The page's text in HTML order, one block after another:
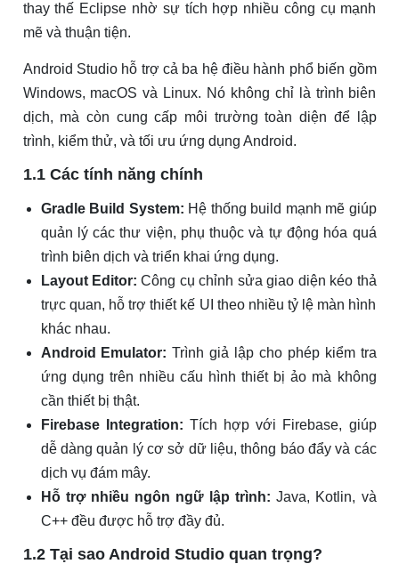
thay thế Eclipse nhờ sự tích hợp nhiều công cụ mạnh
mẽ và thuận tiện.
Android Studio hỗ trợ cả ba hệ điều hành phổ biến gồm
Windows, macOS và Linux. Nó không chỉ là trình biên
dịch, mà còn cung cấp môi trường toàn diện để lập
trình, kiểm thử, và tối ưu ứng dụng Android.
1.1 Các tính năng chính
Gradle Build System: Hệ thống build mạnh mẽ giúp
quản lý các thư viện, phụ thuộc và tự động hóa quá
trình biên dịch và triển khai ứng dụng.
Layout Editor: Công cụ chỉnh sửa giao diện kéo thả
trực quan, hỗ trợ thiết kế UI theo nhiều tỷ lệ màn hình
khác nhau.
Android Emulator: Trình giả lập cho phép kiểm tra
ứng dụng trên nhiều cấu hình thiết bị ảo mà không
cần thiết bị thật.
Firebase Integration: Tích hợp với Firebase, giúp
dễ dàng quản lý cơ sở dữ liệu, thông báo đẩy và các
dịch vụ đám mây.
Hỗ trợ nhiều ngôn ngữ lập trình: Java, Kotlin, và
C++ đều được hỗ trợ đầy đủ.
1.2 Tại sao Android Studio quan trọng?